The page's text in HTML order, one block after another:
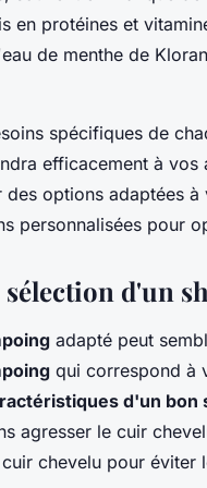
en protéines et
de menthe de
spécifiques de
efficacement à vos
options adaptées
personnalisées pour
d'un
adapté peut
qui correspond à
d'un bon
agresser le cuir
chevelu pour éviter